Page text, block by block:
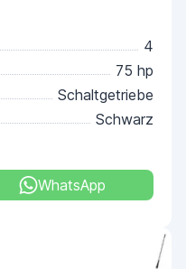
4
75 hp
Schaltgetriebe
Schwarz
WhatsApp